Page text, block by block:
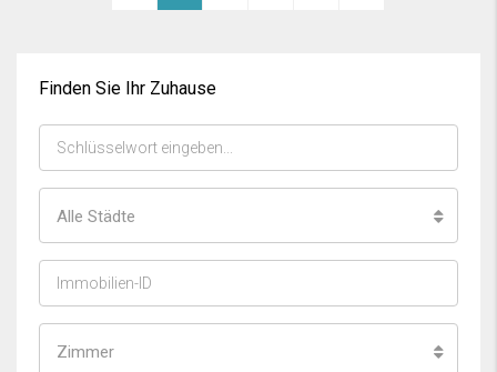
Finden Sie Ihr Zuhause
Alle Städte
Zimmer